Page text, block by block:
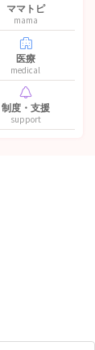
ママトピ
mama
医療
medical
制度・支援
support